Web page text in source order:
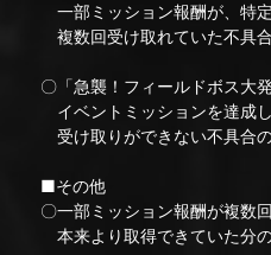
一部ミッション報酬が、特定
複数回受け取れていた不具
〇「急襲！フィールドボス大
イベントミッションを達成し
受け取りができない不具合
■その他
〇一部ミッション報酬が複数
本来より取得できていた分の